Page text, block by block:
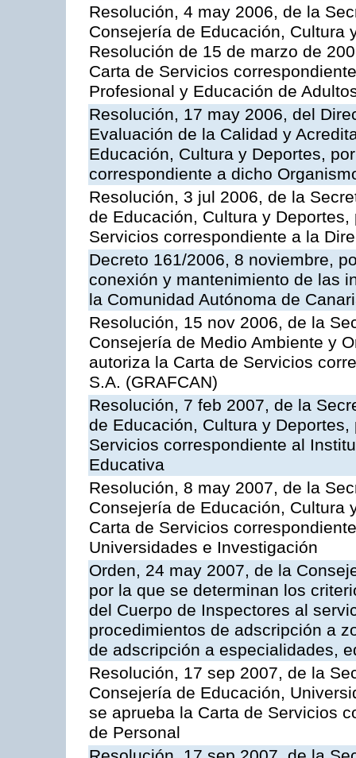
Resolución, 4 may 2006, de la
Consejería de Educación, Cultura
Resolución de 15 de marzo de
Carta de Servicios
Profesional y Educación de
Resolución, 17 may 2006, del
Evaluación de la Calidad y
Educación, Cultura y Deportes,
correspondiente a dicho
Resolución, 3 jul 2006, de la
de Educación, Cultura y
Servicios correspondiente a la
Decreto 161/2006, 8 noviembre,
conexión y mantenimiento de las
la Comunidad Autónoma de
Resolución, 15 nov 2006, de la
Consejería de Medio Ambiente y
autoriza la Carta de Servicios
S.A. (GRAFCAN)
Resolución, 7 feb 2007, de la
de Educación, Cultura y
Servicios correspondiente al
Educativa
Resolución, 8 may 2007, de la
Consejería de Educación, Cultura
Carta de Servicios
Universidades e Investigación
Orden, 24 may 2007, de la
por la que se determinan los
del Cuerpo de Inspectores al
procedimientos de adscripción a
de adscripción a especialidades,
Resolución, 17 sep 2007, de la
Consejería de Educación,
se aprueba la Carta de Servicios
de Personal